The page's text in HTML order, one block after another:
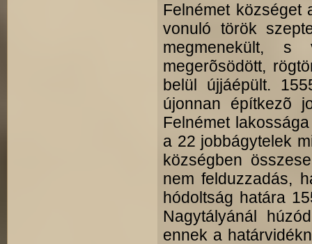
Felnémet
vonuló török
megmene­kült, s
megerõsödött,
belül újjáépült.
újonnan építkezõ
Felnémet
a 22 jobbágytelek
községben
nem felduzzadás,
hódoltság határa
Nagytályánál
ennek a